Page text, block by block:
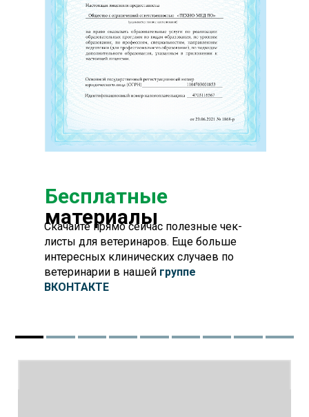
Бесплатные
материалы
Скачайте прямо сейчас полезные чек-
листы для ветеринаров. Еще больше
интересных клинических случаев по
ветеринарии в нашей группе
ВКОНТАКТЕ